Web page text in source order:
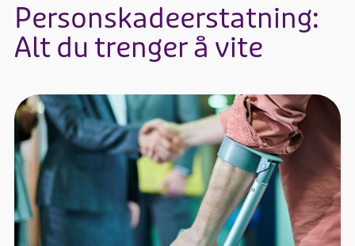
Personskadeerstatning:
Alt du trenger å vite